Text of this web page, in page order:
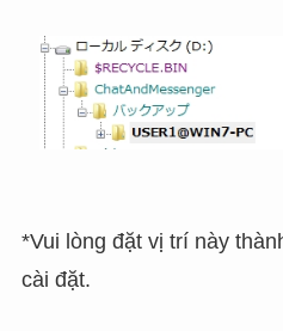
*Vui lòng đặt vị trí này
cài đặt.